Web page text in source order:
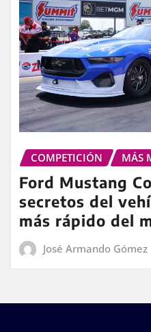
COMPETICIÓN MÁS
Ford Mustang
secretos del
más rápido del
José Armando Gómez